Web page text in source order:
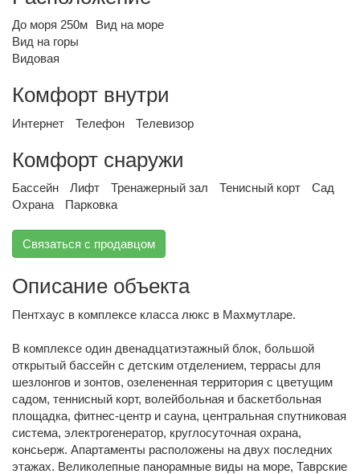
До моря 250м
Вид на море
Вид на горы
Видовая
Комфорт внутри
Интернет Телефон Телевизор
Комфорт снаружи
Бассейн Лифт Тренажерный зал Тенисный корт
Сад
Охрана
Парковка
Связаться с продавцом
Описание объекта
Пентхаус в комплексе класса люкс в Махмутларе.
В комплексе один двенадцатиэтажный блок, большой
открытый бассейн с детским отделением, террасы для
шезлонгов и зонтов, озелененная территория с цветущим
садом, теннисный корт, волейбольная и баскетбольная
площадка, фитнес-центр и сауна, центральная спутниковая
система, электрогенератор, круглосуточная охрана,
консьерж. Апартаменты расположены на двух последних
этажах. Великолепные панорамные виды на море, Таврские